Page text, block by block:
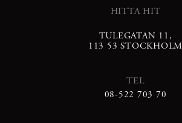
HITTA HIT
TULEGATAN 11,
113 53 STOCKHOLM
TEL
08-522 703 70